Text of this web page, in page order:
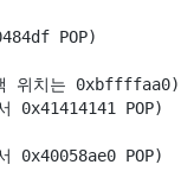
POP)
위치는 0xbffffaa0)
0x41414141 POP)
0x40058ae0 POP)